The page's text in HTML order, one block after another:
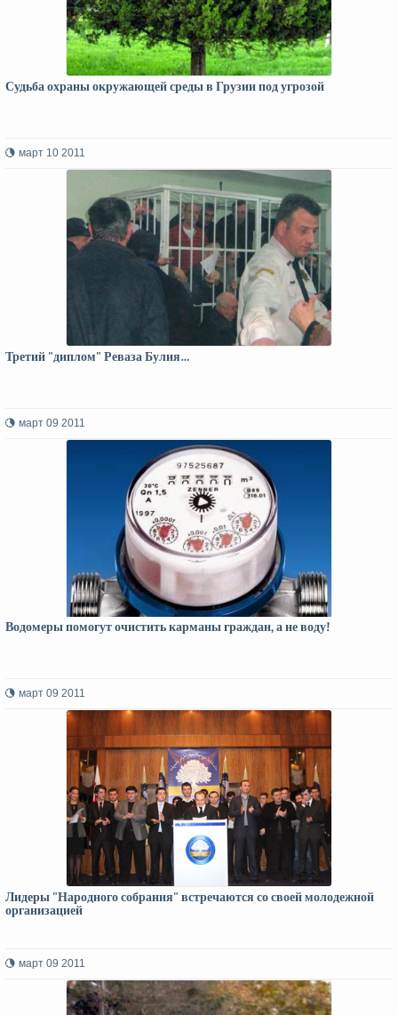
Судьба охраны окружающей среды в Грузии под угрозой
март 10 2011
Третий "диплом" Реваза Булия…
март 09 2011
Водомеры помогут очистить карманы граждан, а не воду!
март 09 2011
Лидеры "Народного собрания" встречаются со своей молодежной
организацией
март 09 2011